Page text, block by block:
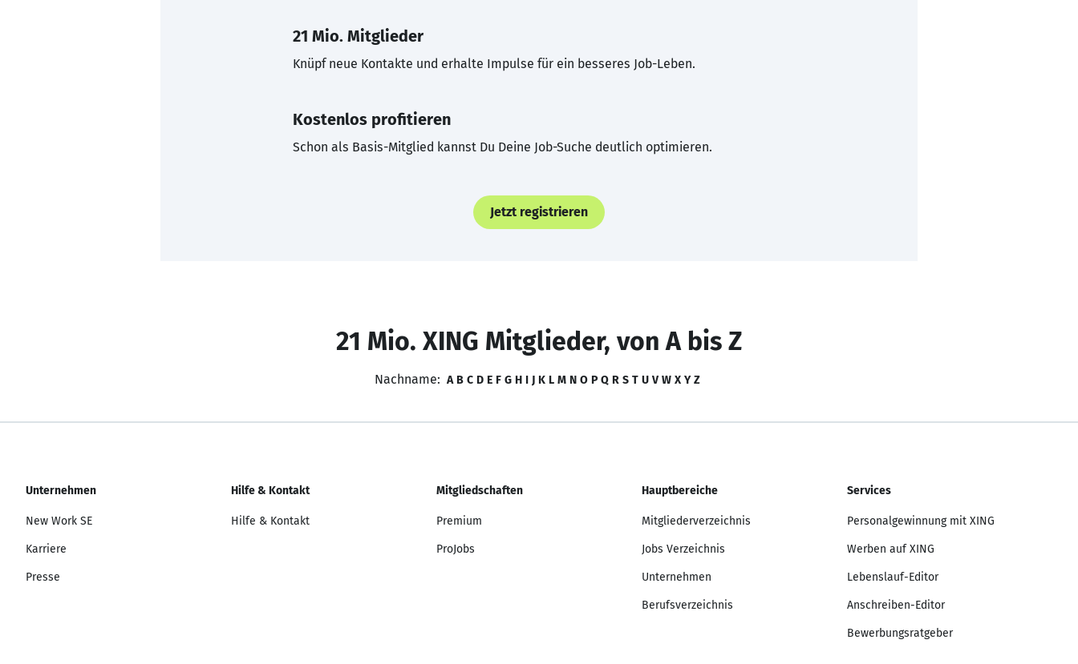
21 Mio. Mitglieder
Knüpf neue Kontakte und erhalte Impulse für ein besseres Job-Leben.
Kostenlos profitieren
Schon als Basis-Mitglied kannst Du Deine Job-Suche deutlich optimieren.
Jetzt registrieren
21 Mio. XING Mitglieder, von A bis Z
Nachname: A B C D E F G H I J K L M N O P Q R S T U V W X Y Z
Unternehmen
New Work SE
Karriere
Presse
Hilfe & Kontakt
Hilfe & Kontakt
Mitgliedschaften
Premium
ProJobs
Hauptbereiche
Mitgliederverzeichnis
Jobs Verzeichnis
Unternehmen
Berufsverzeichnis
Services
Personalgewinnung mit XING
Werben auf XING
Lebenslauf-Editor
Anschreiben-Editor
Bewerbungsratgeber